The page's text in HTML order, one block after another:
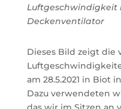
Luftgeschwindigkeit
Deckenventilator
Dieses Bild zeigt die
am 28.5.2021 in Biot
Dazu verwendeten